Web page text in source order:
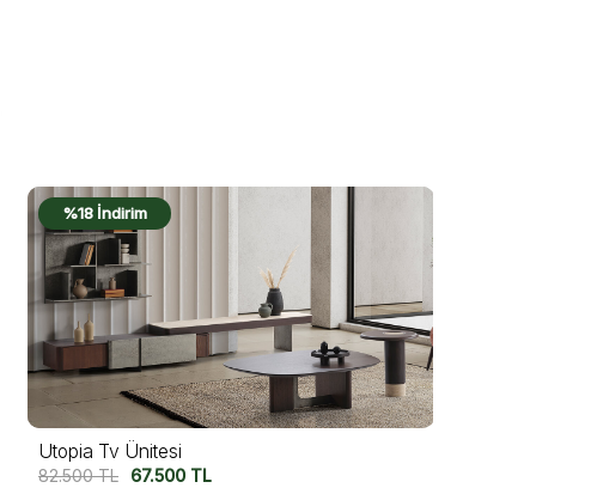
%20 İndirim
Marmo Tv Ünitesi
137.500TL 109.500TL